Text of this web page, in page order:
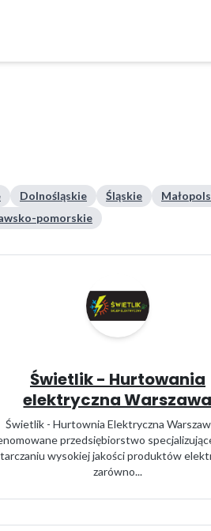
Dolnośląskie Śląskie
pomorskie
Świetlik - Hurtowania
elektryczna Warszawa
Świetlik - Hurtownia Elektryczna
przedsiębiorstwo
wysokiej jakości produktów
zarówno...